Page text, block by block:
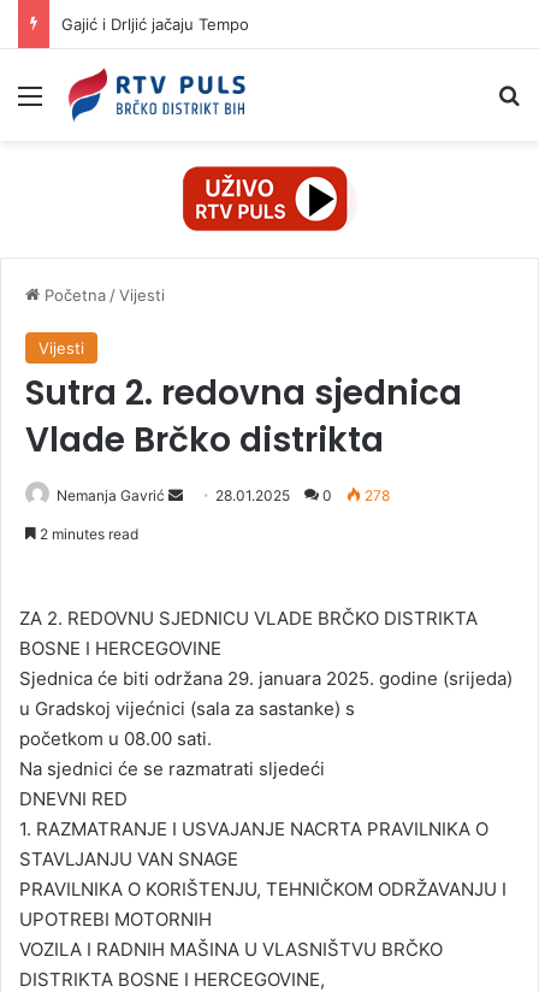
Gajić i Drljić jačaju Tempo
Izbornik
Početna /Vijesti
Vijesti
Sutra 2. redovna sjednica
Vlade Brčko distrikta
Nemanja Gavrić
a
n
e
m
28.01.2025 0 278
2 minutes read
ZA 2. REDOVNU SJEDNICU VLADE BRČKO DISTRIKTA
BOSNE I HERCEGOVINE
Sjednica će biti održana 29. januara 2025. godine (srijeda)
u Gradskoj vijećnici (sala za sastanke) s
početkom u 08.00 sati.
Na sjednici će se razmatrati sljedeći
DNEVNI RED
1. RAZMATRANJE I USVAJANJE NACRTA PRAVILNIKA O
STAVLЈANJU VAN SNAGE
PRAVILNIKA O KORIŠTENJU, TEHNIČKOM ODRŽAVANJU I
UPOTREBI MOTORNIH
VOZILA I RADNIH MAŠINA U VLASNIŠTVU BRČKO
DISTRIKTA BOSNE I HERCEGOVINE,